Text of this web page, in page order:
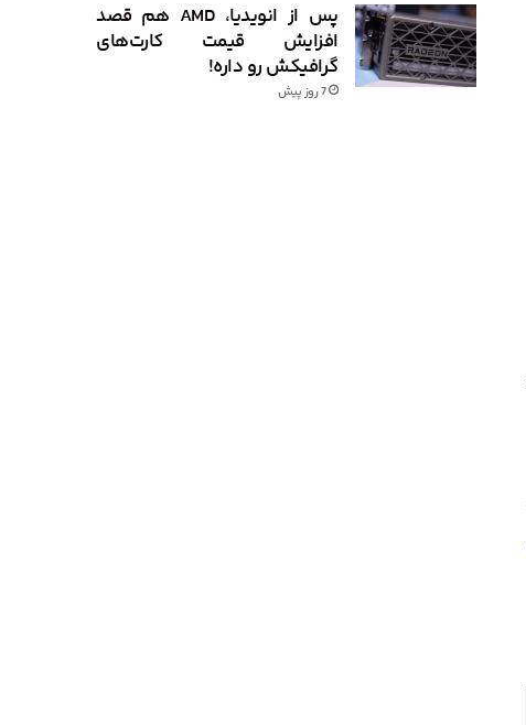
پس از انویدیا، AMD هم قصد
افزایش قیمت کارت‌های
گرافیکش رو داره!
7 روز پیش